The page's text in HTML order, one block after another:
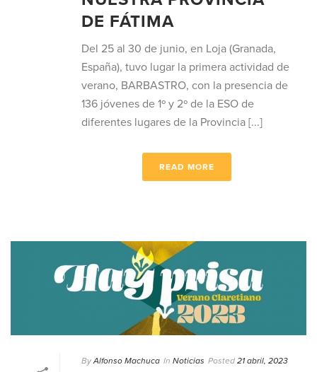
DE FÁTIMA
Del 25 al 30 de junio, en Loja (Granada,
España), tuvo lugar la primera actividad de
verano, BARBASTRO, con la presencia de
136 jóvenes de 1º y 2º de la ESO de
diferentes lugares de la Provincia [...]
READ MORE
By Alfonso Machuca In Noticias Posted 21 abril, 2023